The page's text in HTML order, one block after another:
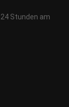
Stunden am